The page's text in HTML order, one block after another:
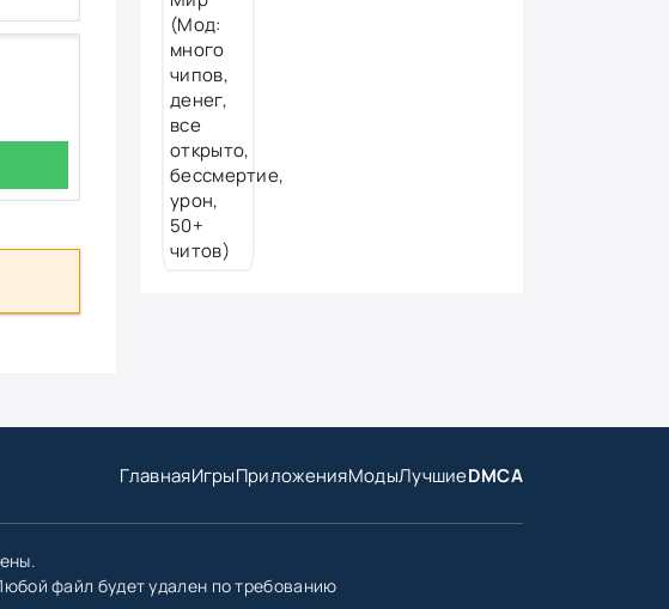
ГлавнаяИгрыПриложенияМодыЛучшиеDMCA
файл будет удален по требованию